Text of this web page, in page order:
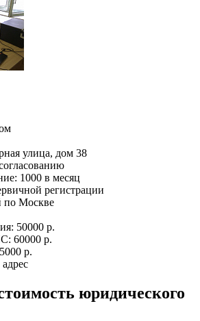
улица, дом 38
1000 в месяц
регистрации
по Москве
50000 р.
60000 р.
р.
юридического